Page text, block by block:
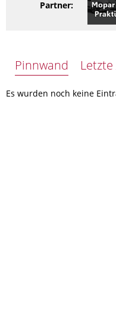
Partner:
Pinnwand
Es wurden noch keine